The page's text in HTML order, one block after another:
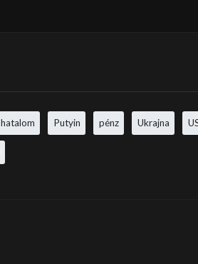
hatalom Putyin pénz Ukrajna